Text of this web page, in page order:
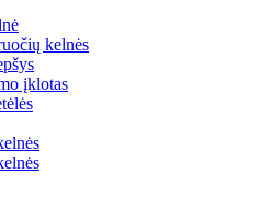
kelnės
įklotas